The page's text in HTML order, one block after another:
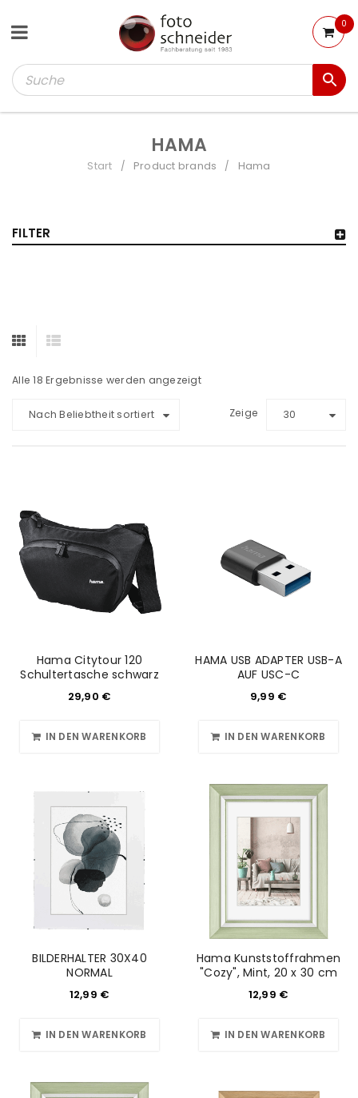
0
HAMA
Start / Product brands / Hama
FILTER
Alle 18 Ergebnisse werden angezeigt
Nach Beliebtheit sortiert Zeige 30
Hama Citytour 120
Schultertasche schwarz
29,90 €
IN DEN WARENKORB
HAMA USB ADAPTER USB-A
AUF USC-C
9,99 €
IN DEN WARENKORB
BILDERHALTER 30X40
NORMAL
12,99 €
IN DEN WARENKORB
Hama Kunststoffrahmen
"Cozy", Mint, 20 x 30 cm
12,99 €
IN DEN WARENKORB